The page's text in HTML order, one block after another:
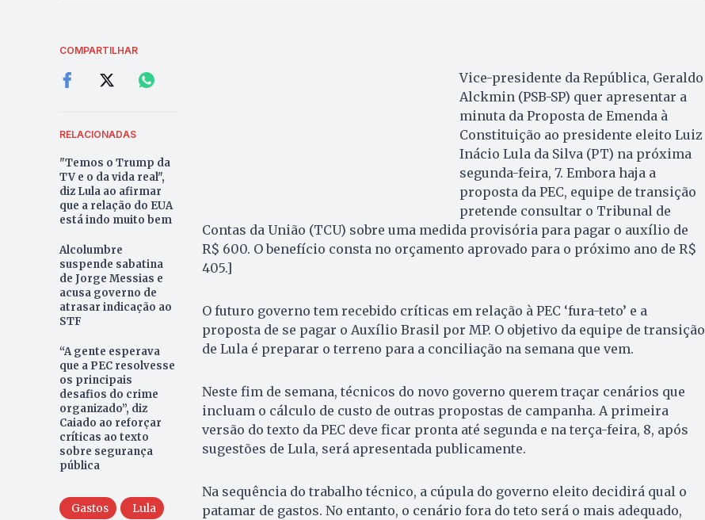
COMPARTILHAR
RELACIONADAS
"Temos o Trump da
TV e o da vida real",
diz Lula ao afirmar
que a relação do EUA
está indo muito bem
Alcolumbre
suspende sabatina
de Jorge Messias e
acusa governo de
atrasar indicação ao
STF
“A gente esperava
que a PEC resolvesse
os principais
desafios do crime
organizado”, diz
Caiado ao reforçar
críticas ao texto
sobre segurança
pública
Gastos
Lula
Vice-presidente da República, Geraldo
Alckmin (PSB-SP) quer apresentar a
minuta da Proposta de Emenda à
Constituição ao presidente eleito Luiz
Inácio Lula da Silva (PT) na próxima
segunda-feira, 7. Embora haja a
proposta da PEC, equipe de transição
pretende consultar o Tribunal de
Contas da União (TCU) sobre uma medida provisória para pagar o auxílio de
R$ 600. O benefício consta no orçamento aprovado para o próximo ano de R$
405.]
O futuro governo tem recebido críticas em relação à PEC ‘fura-teto’ e a
proposta de se pagar o Auxílio Brasil por MP. O objetivo da equipe de transição
de Lula é preparar o terreno para a conciliação na semana que vem.
Neste fim de semana, técnicos do novo governo querem traçar cenários que
incluam o cálculo de custo de outras propostas de campanha. A primeira
versão do texto da PEC deve ficar pronta até segunda e na terça-feira, 8, após
sugestões de Lula, será apresentada publicamente.
Na sequência do trabalho técnico, a cúpula do governo eleito decidirá qual o
patamar de gastos. No entanto, o cenário fora do teto será o mais adequado,